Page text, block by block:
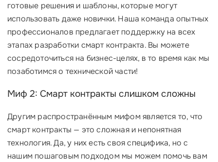
готовые решения и шаблоны, которые могут
использовать даже новички. Наша команда опытных
профессионалов предлагает поддержку на всех
этапах разработки смарт контракта. Вы можете
сосредоточиться на бизнес-целях, в то время как мы
позаботимся о технической части!
Миф 2: Смарт контракты слишком сложны
Другим распространённым мифом является то, что
смарт контракты — это сложная и непонятная
технология. Да, у них есть своя специфика, но с
нашим пошаговым подходом мы можем помочь вам